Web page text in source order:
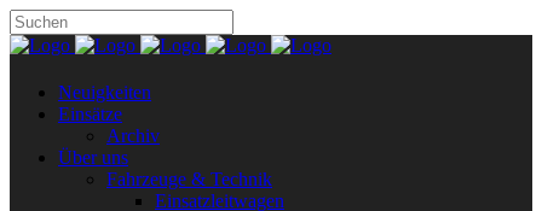
Neuigkeiten
Einsätze
Archiv
Über uns
Fahrzeuge & Technik
Einsatzleitwagen